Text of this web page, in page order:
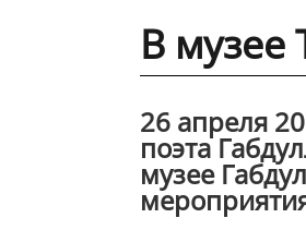
В музее
26 апреля
поэта
музее